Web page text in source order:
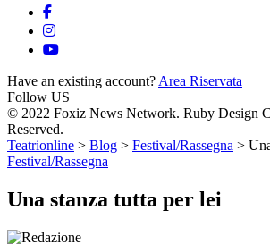
Have an existing account? Area Riservata
Follow US
© 2022 Foxiz News Network. Ruby Design
Reserved.
Teatrionline > Blog > Festival/Rassegna >
Festival/Rassegna
Una stanza tutta per lei